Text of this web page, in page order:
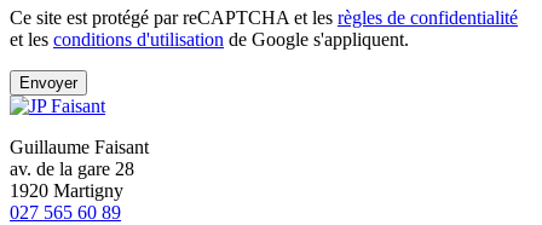
Ce site est protégé par reCAPTCHA et les règles de confidentialité
et les conditions d'utilisation de Google s'appliquent.
Guillaume Faisant
av. de la gare 28
1920 Martigny
027 565 60 89